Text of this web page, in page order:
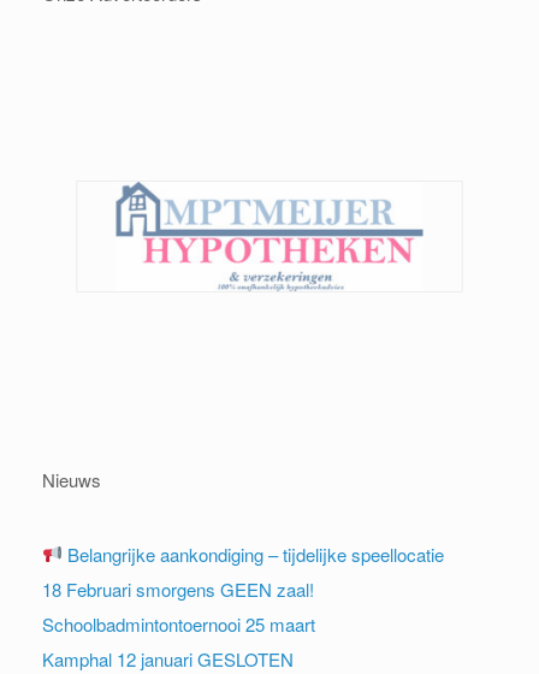
Nieuws
Belangrijke aankondiging – tijdelijke speellocatie
18 Februari smorgens GEEN zaal!
Schoolbadmintontoernooi 25 maart
Kamphal 12 januari GESLOTEN